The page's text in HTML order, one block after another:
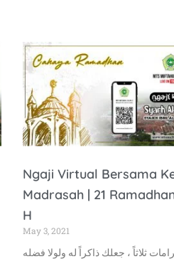
Ngaji Virtual Bersama
Madrasah | 21
H
May 3, 2021
ثلاثاً ، جعلك ذاكراً له ولولا فضله